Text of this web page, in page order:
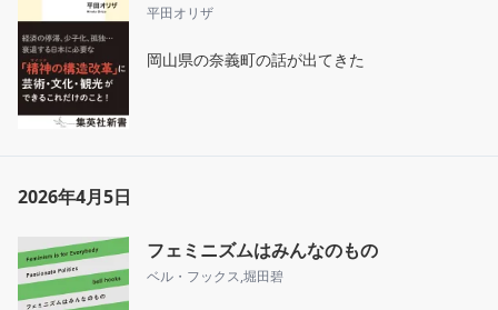
平田オリザ
岡山県の奈義町の話が出てきた
2026年4月5日
フェミニズムはみんなのもの
ベル・フックス,堀田碧